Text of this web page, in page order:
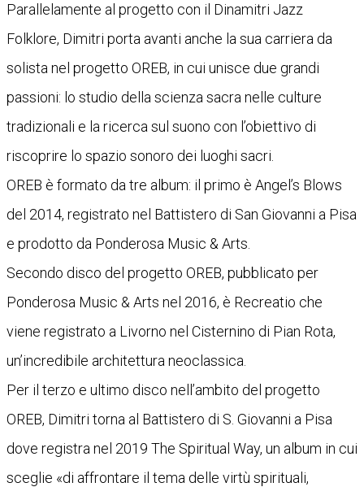
Parallelamente al progetto con il Dinamitri Jazz
Folklore, Dimitri porta avanti anche la sua carriera da
solista nel progetto OREB, in cui unisce due grandi
passioni: lo studio della scienza sacra nelle culture
tradizionali e la ricerca sul suono con l’obiettivo di
riscoprire lo spazio sonoro dei luoghi sacri.
OREB è formato da tre album: il primo è Angel’s Blows
del 2014, registrato nel Battistero di San Giovanni a Pisa
e prodotto da Ponderosa Music & Arts.
Secondo disco del progetto OREB, pubblicato per
Ponderosa Music & Arts nel 2016, è Recreatio che
viene registrato a Livorno nel Cisternino di Pian Rota,
un’incredibile architettura neoclassica.
Per il terzo e ultimo disco nell’ambito del progetto
OREB, Dimitri torna al Battistero di S. Giovanni a Pisa
dove registra nel 2019 The Spiritual Way, un album in cui
sceglie «di affrontare il tema delle virtù spirituali,